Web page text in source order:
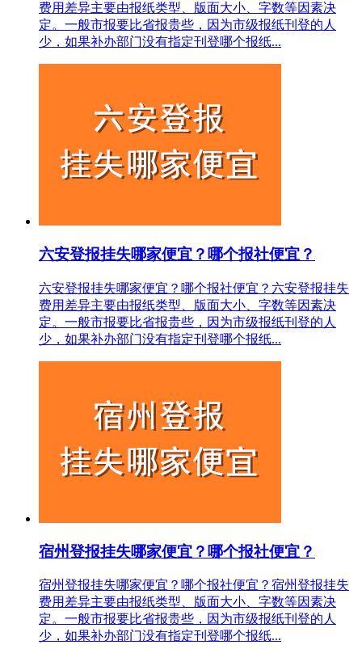
费用差异主要由报纸类型、版面大小、字数等因素决
定。一般市报要比省报贵些，因为市级报纸刊登的人
少，如果补办部门没有指定刊登哪个报纸...
六安登报挂失哪家便宜？哪个报社便宜？
六安登报挂失哪家便宜？哪个报社便宜？六安登报挂失
费用差异主要由报纸类型、版面大小、字数等因素决
定。一般市报要比省报贵些，因为市级报纸刊登的人
少，如果补办部门没有指定刊登哪个报纸...
宿州登报挂失哪家便宜？哪个报社便宜？
宿州登报挂失哪家便宜？哪个报社便宜？宿州登报挂失
费用差异主要由报纸类型、版面大小、字数等因素决
定。一般市报要比省报贵些，因为市级报纸刊登的人
少，如果补办部门没有指定刊登哪个报纸...